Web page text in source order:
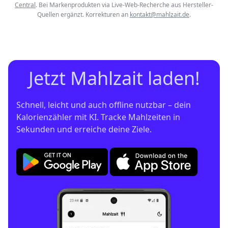
Central. Bei Markenprodukten via Live-Web-Recherche aus Hersteller-
Quellen ergänzt. Korrekturen an kontakt@mahlzait.de.
Jetzt Mahlzait laden!
Schnell, leicht und auch offline nutzbar – dein
Kalorienzähler mit KI. Tracke Mahlzeiten in
Sekunden und erreiche deine Ziele.